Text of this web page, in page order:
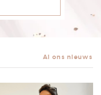
Al ons nieuws